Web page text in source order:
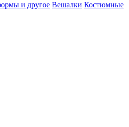
и другое Вешалки Костюмные